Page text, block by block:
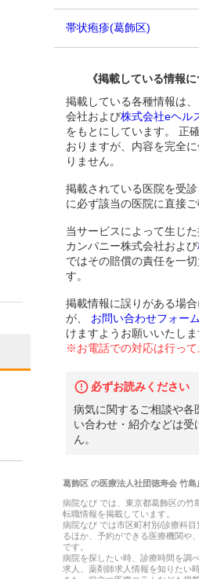
帯状疱疹(葛飾区)
《掲載している情報
掲載している各種情報は
会社および株式会社eヘル
をもとにしています。 正
おりますが、内容を完全
りません。
掲載されている医院を受
に必ず該当の医院に直接ご
当サービスによって生じ
カンパニー株式会社および
ではその賠償の責任を一
す。
掲載情報に誤りがある場
が、
お問い合わせフォーム
けますようお願いいたしま
※お電話での対応は行っ
必ずお読みください
病気に関するご相談や各
い合わせ・紹介などは受
ん。
葛飾区の医療法人社団徳寿会 竹島
病院なび では、 東京都葛飾区の竹
転職情報を掲載しています。
病院なび では市区町村別/診療科
るほか、予約ができる医療機関や
です。
病院を探したい時、診療時間を調
求人、薬剤師求人情報を知りたい